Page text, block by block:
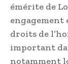
émérite de
engagement
droits de
important
notamment